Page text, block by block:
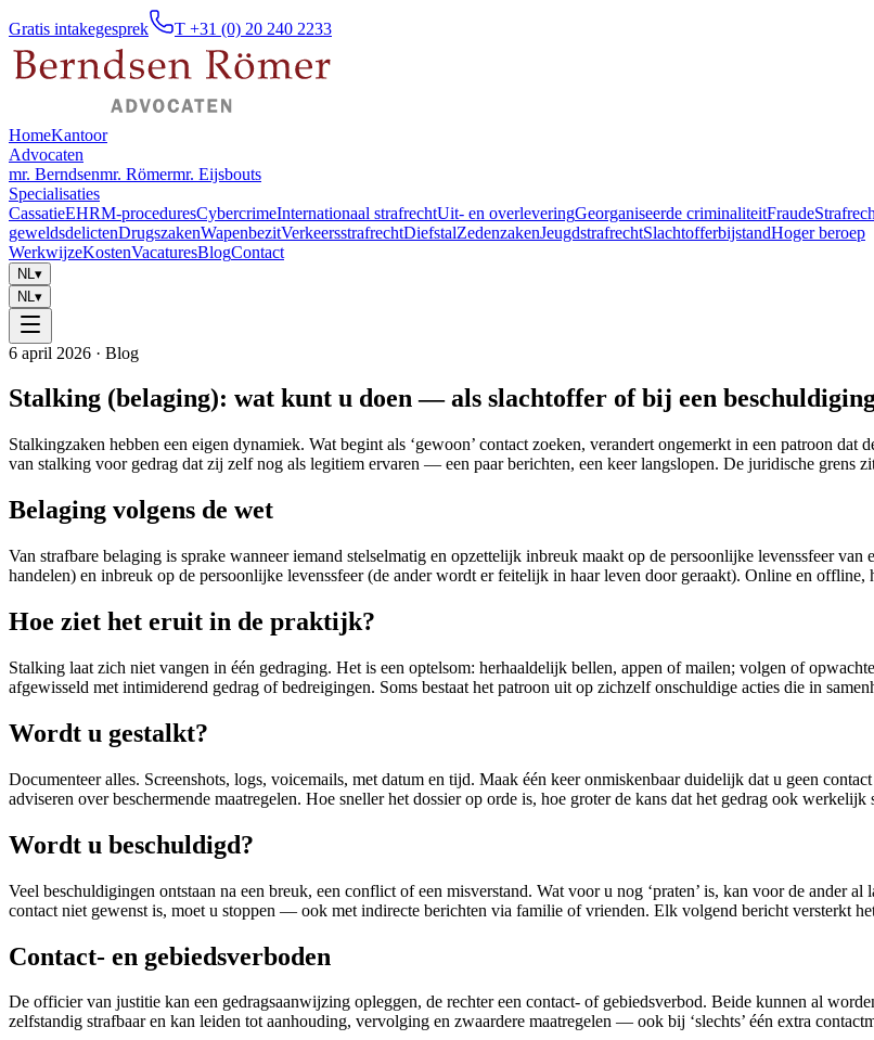
Gratis intakegesprek T +31 (0) 20 240 2233
HomeKantoor
Advocaten
mr. Berndsenmr. Römermr. Eijsbouts
Specialisaties
CassatieEHRM-proceduresCybercrimeInternationaal strafrechtUit- en overleveringGeorganiseerde criminaliteitFraude
geweldsdelictenDrugszakenWapenbezitVerkeersstrafrechtDiefstalZedenzakenJeugdstrafrechtSlachtofferbijstandHoger beroep
WerkwijzeKostenVacaturesBlogContact
NL ▾
NL ▾
6 april 2026 · Blog
Stalking (belaging): wat kunt u doen — als slachtoffer of bij een
Stalkingzaken hebben een eigen dynamiek. Wat begint als ‘gewoon’ contact zoeken, verandert ongemerkt in een patroon
van stalking voor gedrag dat zij zelf nog als legitiem ervaren — een paar berichten, een keer langslopen. De juridische grens
Belaging volgens de wet
Van strafbare belaging is sprake wanneer iemand stelselmatig en opzettelijk inbreuk maakt op de persoonlijke levenssfeer
handelen) en inbreuk op de persoonlijke levenssfeer (de ander wordt er feitelijk in haar leven door geraakt). Online en offline,
Hoe ziet het eruit in de praktijk?
Stalking laat zich niet vangen in één gedraging. Het is een optelsom: herhaaldelijk bellen, appen of mailen; volgen of
afgewisseld met intimiderend gedrag of bedreigingen. Soms bestaat het patroon uit op zichzelf onschuldige acties die in
Wordt u gestalkt?
Documenteer alles. Screenshots, logs, voicemails, met datum en tijd. Maak één keer onmiskenbaar duidelijk dat u geen
adviseren over beschermende maatregelen. Hoe sneller het dossier op orde is, hoe groter de kans dat het gedrag ook werkelijk
Wordt u beschuldigd?
Veel beschuldigingen ontstaan na een breuk, een conflict of een misverstand. Wat voor u nog ‘praten’ is, kan voor de ander
contact niet gewenst is, moet u stoppen — ook met indirecte berichten via familie of vrienden. Elk volgend bericht versterkt
Contact- en gebiedsverboden
De officier van justitie kan een gedragsaanwijzing opleggen, de rechter een contact- of gebiedsverbod. Beide kunnen al
zelfstandig strafbaar en kan leiden tot aanhouding, vervolging en zwaardere maatregelen — ook bij ‘slechts’ één extra